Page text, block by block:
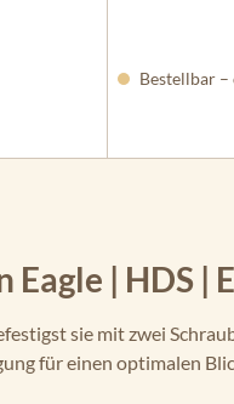
Bestellbar –
| HDS |
sie mit zwei
für einen optimalen